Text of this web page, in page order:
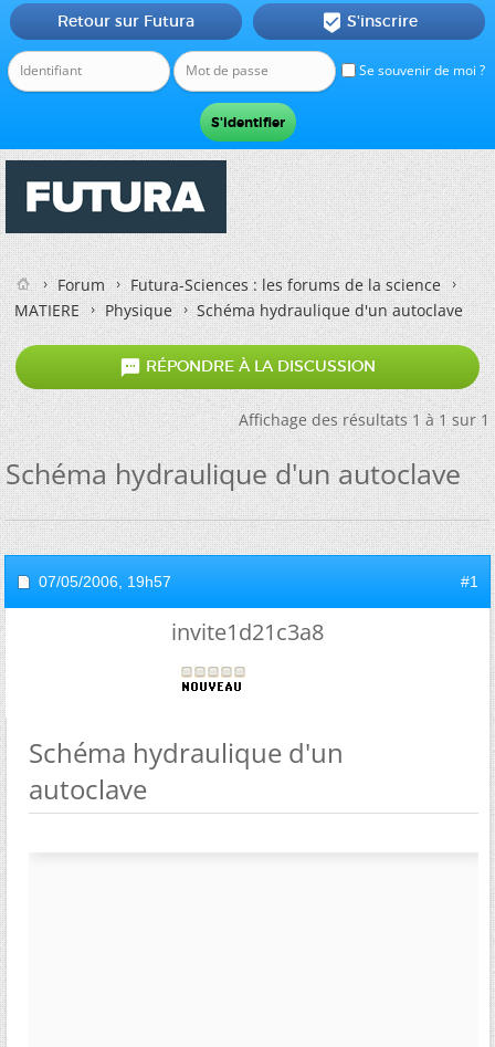
Se souvenir de moi ?
Retour sur Futura  S'inscrire
Forum
Futura-Sciences : les forums de la science
MATIERE
Physique Schéma hydraulique d'un autoclave
 RÉPONDRE À LA DISCUSSION
Affichage des résultats 1 à 1 sur 1
Schéma hydraulique d'un autoclave
07/05/2006, 19h57 #1
invite1d21c3a8
Schéma hydraulique d'un
autoclave